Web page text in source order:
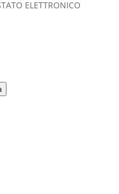
ELETTRONICO